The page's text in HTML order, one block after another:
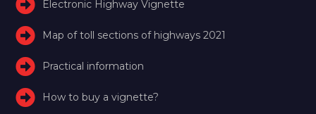
Electronic Highway Vignette
Map of toll sections of highways 2021
Practical information
How to buy a vignette?